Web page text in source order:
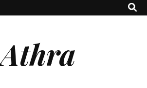
Athra